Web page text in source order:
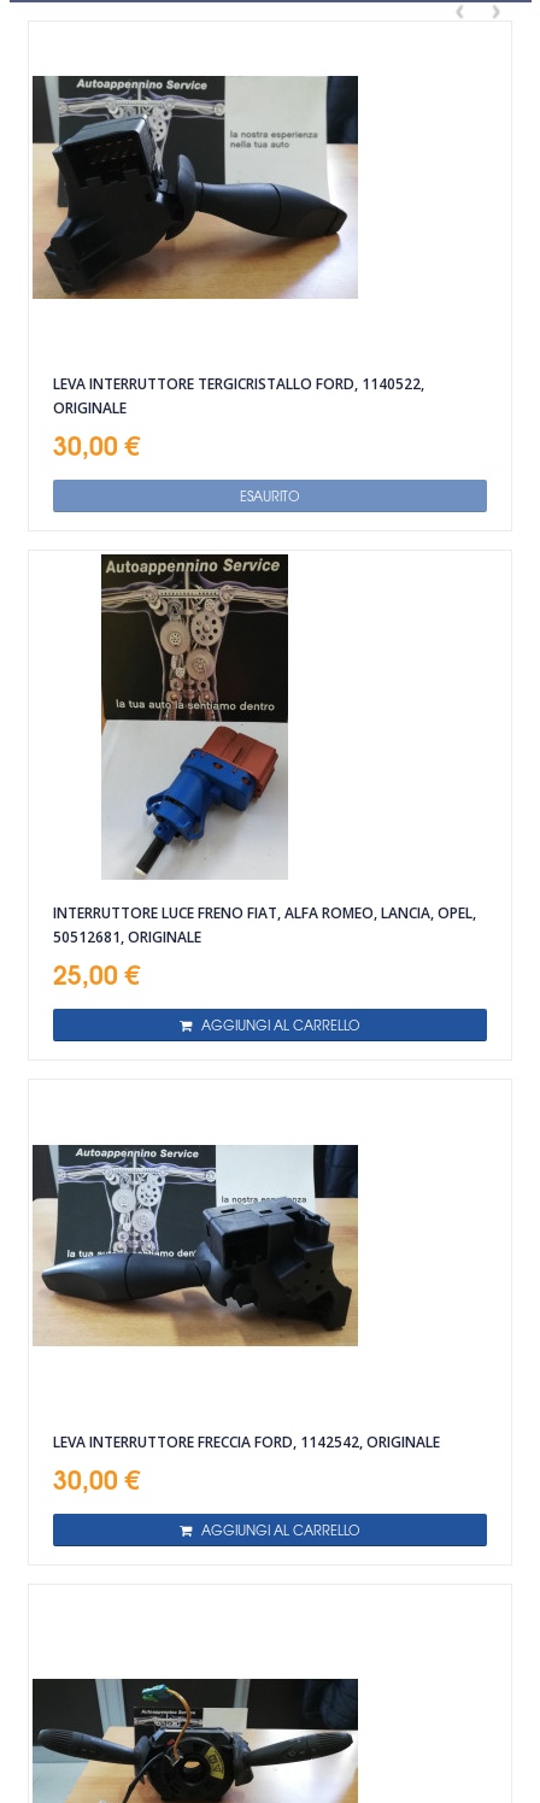
LEVA INTERRUTTORE TERGICRISTALLO FORD, 1140522,
ORIGINALE
30,00 €
ESAURITO
INTERRUTTORE LUCE FRENO FIAT, ALFA ROMEO, LANCIA, OPEL,
50512681, ORIGINALE
25,00 €
AGGIUNGI AL CARRELLO
LEVA INTERRUTTORE FRECCIA FORD, 1142542, ORIGINALE
30,00 €
AGGIUNGI AL CARRELLO